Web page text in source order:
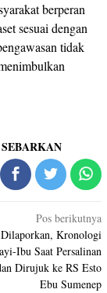
berperan
sesuai dengan
tidak
SEBARKAN
Pos berikutnya
Dilaporkan, Kronologi
Ibu Saat Persalinan
Dirujuk ke RS Esto
Ebu Sumenep